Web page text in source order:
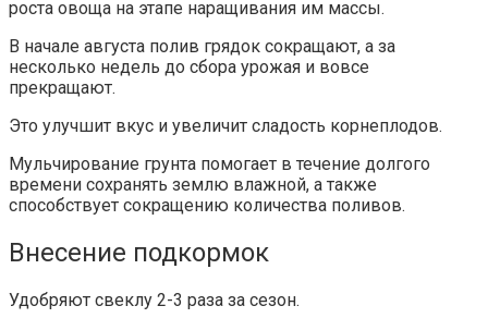
роста овоща на этапе наращивания им массы.
В начале августа полив грядок сокращают, а за
несколько недель до сбора урожая и вовсе
прекращают.
Это улучшит вкус и увеличит сладость корнеплодов.
Мульчирование грунта помогает в течение долгого
времени сохранять землю влажной, а также
способствует сокращению количества поливов.
Внесение подкормок
Удобряют свеклу 2-3 раза за сезон.